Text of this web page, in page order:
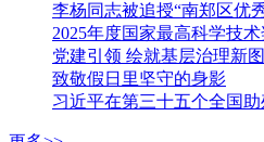
李杨同志被追授“南郑区优
2025年度国家最高科学技
党建引领 绘就基层治理新
致敬假日里坚守的身影